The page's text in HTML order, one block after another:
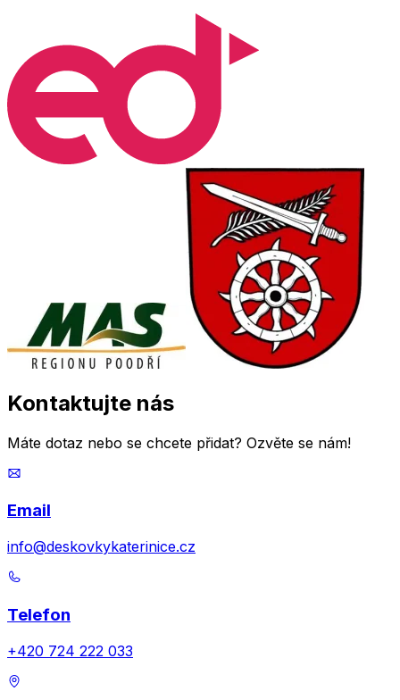
Kontaktujte nás
Máte dotaz nebo se chcete přidat? Ozvěte se nám!
Email
info@deskovkykaterinice.cz
Telefon
+420 724 222 033